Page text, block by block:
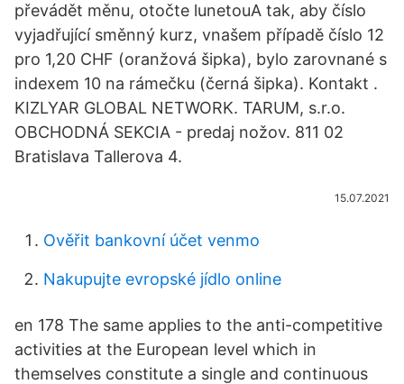
převádět měnu, otočte lunetouA tak, aby číslo
vyjadřující směnný kurz, vnašem případě číslo 12
pro 1,20 CHF (oranžová šipka), bylo zarovnané s
indexem 10 na rámečku (černá šipka). Kontakt .
KIZLYAR GLOBAL NETWORK. TARUM, s.r.o.
OBCHODNÁ SEKCIA - predaj nožov. 811 02
Bratislava Tallerova 4.
15.07.2021
Ověřit bankovní účet venmo
Nakupujte evropské jídlo online
en 178 The same applies to the anti-competitive
activities at the European level which in
themselves constitute a single and continuous